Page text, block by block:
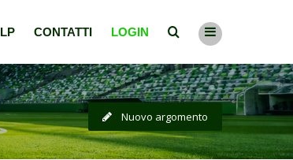
CONTATTI LOGIN
Nuovo argomento